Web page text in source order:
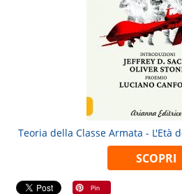
Teoria della Classe Armata - L'Età
SCOPRI